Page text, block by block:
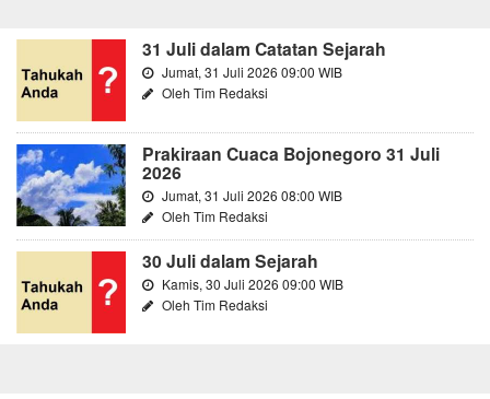
31 Juli dalam Catatan Sejarah
Jumat, 31 Juli 2026 09:00 WIB
Oleh Tim Redaksi
Prakiraan Cuaca Bojonegoro 31 Juli
2026
Jumat, 31 Juli 2026 08:00 WIB
Oleh Tim Redaksi
30 Juli dalam Sejarah
Kamis, 30 Juli 2026 09:00 WIB
Oleh Tim Redaksi